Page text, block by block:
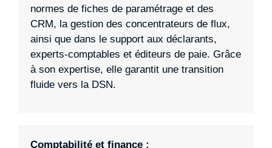
normes de fiches de paramétrage et des
CRM, la gestion des concentrateurs de flux,
ainsi que dans le support aux déclarants,
experts-comptables et éditeurs de paie. Grâce
à son expertise, elle garantit une transition
fluide vers la DSN.
Comptabilité et finance :